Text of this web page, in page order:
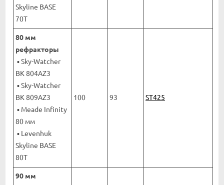
Skyline BASE
70T
80 мм
рефракторы
▪ Sky-Watcher
BK 804AZ3
▪ Sky-Watcher
BK 809AZ3
▪ Meade Infinity
80 мм
▪ Levenhuk
Skyline BASE
80T
100 93 ST425
90 мм